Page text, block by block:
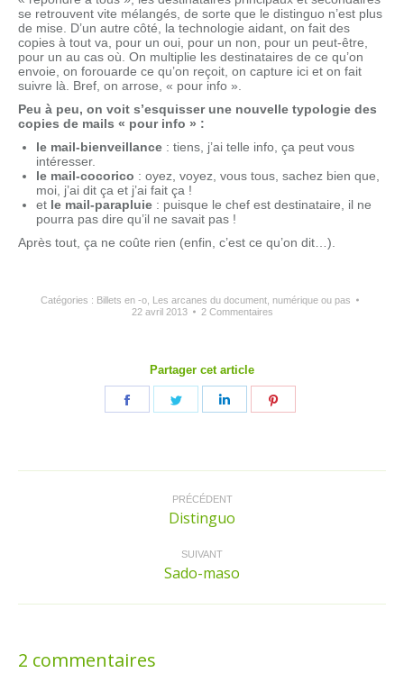
se retrouvent vite mélangés, de sorte que le distinguo n’est plus
de mise. D’un autre côté, la technologie aidant, on fait des
copies à tout va, pour un oui, pour un non, pour un peut-être,
pour un au cas où. On multiplie les destinataires de ce qu’on
envoie, on forouarde ce qu’on reçoit, on capture ici et on fait
suivre là. Bref, on arrose, « pour info ».
Peu à peu, on voit s’esquisser une nouvelle typologie des
copies de mails « pour info » :
le mail-bienveillance : tiens, j’ai telle info, ça peut vous
intéresser.
le mail-cocorico : oyez, voyez, vous tous, sachez bien que,
moi, j’ai dit ça et j’ai fait ça !
et le mail-parapluie : puisque le chef est destinataire, il ne
pourra pas dire qu’il ne savait pas !
Après tout, ça ne coûte rien (enfin, c’est ce qu’on dit…).
Catégories : Billets en -o, Les arcanes du document, numérique ou pas
22 avril 2013
2 Commentaires
Partager cet article
Partager Partager Partager
PRÉCÉDENT
Article
précédent
Distinguo
SUIVANT
Article
:
Sado-maso
2 commentaires